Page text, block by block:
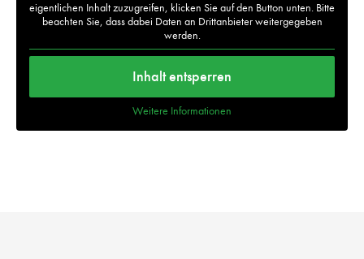
eigentlichen Inhalt zuzugreifen, klicken Sie auf den Button unten. Bitte
beachten Sie, dass dabei Daten an Drittanbieter weitergegeben
werden.
Inhalt entsperren
Weitere Informationen